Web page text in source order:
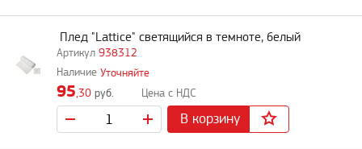
938312
Плед "Lattice" светящийся в темноте, белый
Уточняйте
95,30 руб.
В корзину